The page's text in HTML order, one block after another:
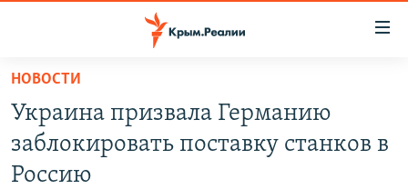
Вернуться
основному
содержанию
Вернутся
СПЕЦПРОЕКТЫ
ВОДА
НОВОСТИ
Украина призвала Германию
заблокировать поставку станков в
Россию